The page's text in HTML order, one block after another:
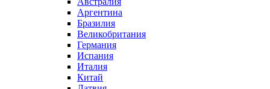
Аргентина
Бразилия
Великобритания
Германия
Испания
Италия
Китай